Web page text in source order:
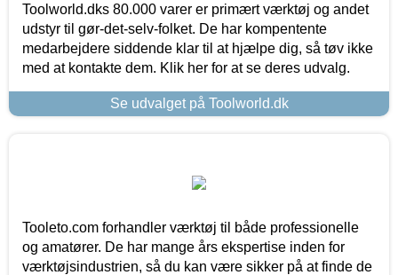
Toolworld.dks 80.000 varer er primært værktøj og andet
udstyr til gør-det-selv-folket. De har kompentente
medarbejdere siddende klar til at hjælpe dig, så tøv ikke
med at kontakte dem. Klik her for at se deres udvalg.
Se udvalget på Toolworld.dk
Tooleto.com forhandler værktøj til både professionelle
og amatører. De har mange års ekspertise inden for
værktøjsindustrien, så du kan være sikker på at finde de